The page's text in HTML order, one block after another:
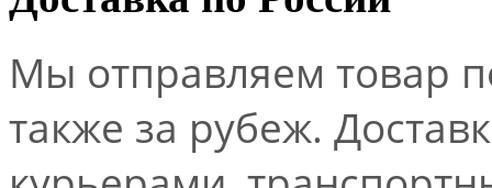
Мы отправляем товар
также за рубеж.